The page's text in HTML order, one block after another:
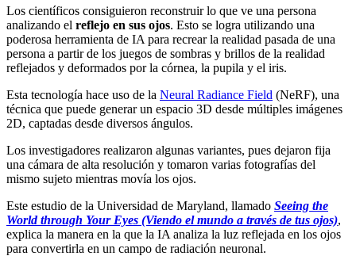
Los científicos consiguieron reconstruir lo que ve una persona
analizando el reflejo en sus ojos. Esto se logra utilizando una
poderosa herramienta de IA para recrear la realidad pasada de una
persona a partir de los juegos de sombras y brillos de la realidad
reflejados y deformados por la córnea, la pupila y el iris.
Esta tecnología hace uso de la Neural Radiance Field (NeRF), una
técnica que puede generar un espacio 3D desde múltiples imágenes
2D, captadas desde diversos ángulos.
Los investigadores realizaron algunas variantes, pues dejaron fija
una cámara de alta resolución y tomaron varias fotografías del
mismo sujeto mientras movía los ojos.
Este estudio de la Universidad de Maryland, llamado Seeing the
World through Your Eyes (Viendo el mundo a través de tus ojos),
explica la manera en la que la IA analiza la luz reflejada en los ojos
para convertirla en un campo de radiación neuronal.